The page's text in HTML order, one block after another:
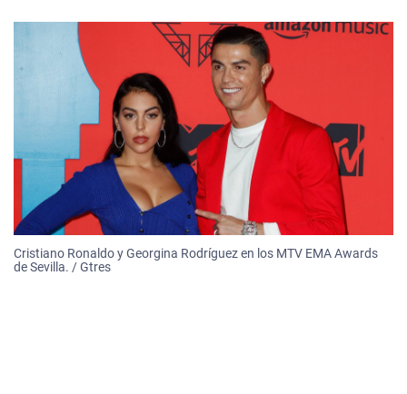
Cristiano Ronaldo y Georgina Rodríguez en los MTV EMA Awards
de Sevilla. / Gtres